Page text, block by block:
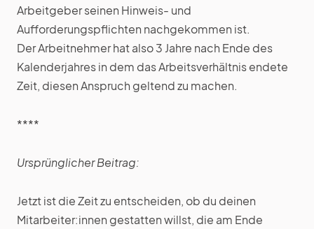
Arbeitgeber seinen Hinweis- und
Aufforderungspflichten nachgekommen ist.
Der Arbeitnehmer hat also 3 Jahre nach Ende des
Kalenderjahres in dem das Arbeitsverhältnis endete
Zeit, diesen Anspruch geltend zu machen.
****
Ursprünglicher Beitrag:
Jetzt ist die Zeit zu entscheiden, ob du deinen
Mitarbeiter:innen gestatten willst, die am Ende